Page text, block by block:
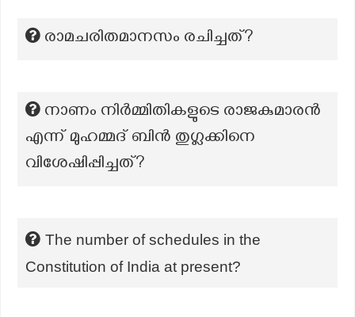
രാമചരിതമാനസം രചിച്ചത്?
നാണം നിർമ്മിതികളുടെ രാജകുമാരൻ
എന്ന് മുഹമ്മദ് ബിൻ തുഗ്ലക്കിനെ
വിശേഷിപ്പിച്ചത്?
The number of schedules in the
Constitution of India at present?